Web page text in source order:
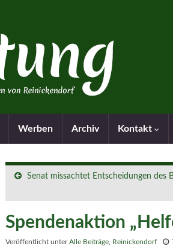
Werben Archiv Kontakt
Senat missachtet Entscheidungen des
Spendenaktion
Veröffentlicht unterAlle Beiträge Reinickendorf